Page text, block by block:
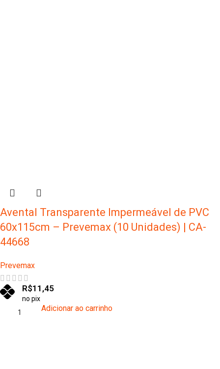
Avental Transparente Impermeável de PVC
60x115cm – Prevemax (10 Unidades) | CA-
44668
Prevemax
R$11,45
no pix
Adicionar ao carrinho